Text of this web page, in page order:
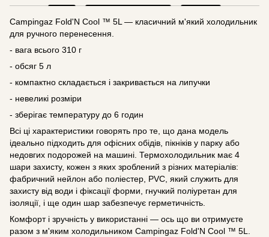
Campingaz Fold'N Cool ™ 5L — класичний м'який холодильник
для ручного перенесення.
- вага всього 310 г
- обсяг 5 л
- компактно складається і закривається на липучки
- невеликі розміри
- зберігає температуру до 6 годин
Всі ці характеристики говорять про те, що дана модель
ідеально підходить для офісних обідів, пікніків у парку або
недовгих подорожей на машині. Термохолодильник має 4
шари захисту, кожен з яких зроблений з різних матеріалів:
фабричний нейлон або поліестер, PVC, який служить для
захисту від води і фіксації форми, гнучкий поліуретан для
ізоляції, і ще один шар забезпечує герметичність.
Комфорт і зручність у використанні — ось що ви отримуєте
разом з м'яким холодильником Campingaz Fold'N Cool ™ 5L.